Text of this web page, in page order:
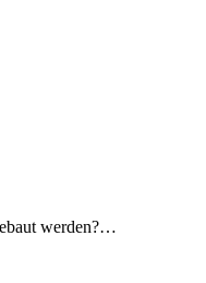
werden?…